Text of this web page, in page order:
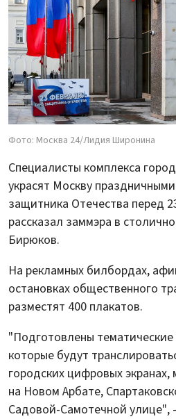
Фото: Москва 24/Лидия Широнина
Специалисты комплекса
украсят Москву
защитника Отечества перед
рассказал заммэра в
Бирюков.
На рекламных билбордах,
остановках общественного
разместят 400 плакатов.
"Подготовлены
которые будут
городских цифровых
на Новом Арбате,
Садовой-Самотечной улице",